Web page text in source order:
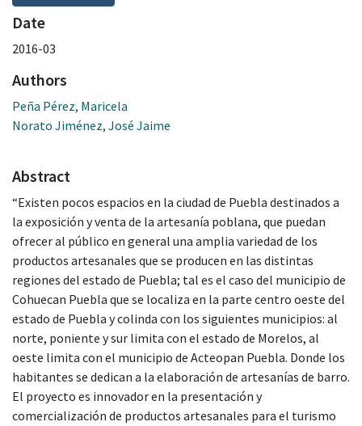
Date
2016-03
Authors
Peña Pérez, Maricela
Norato Jiménez, José Jaime
Abstract
“Existen pocos espacios en la ciudad de Puebla destinados a
la exposición y venta de la artesanía poblana, que puedan
ofrecer al público en general una amplia variedad de los
productos artesanales que se producen en las distintas
regiones del estado de Puebla; tal es el caso del municipio de
Cohuecan Puebla que se localiza en la parte centro oeste del
estado de Puebla y colinda con los siguientes municipios: al
norte, poniente y sur limita con el estado de Morelos, al
oeste limita con el municipio de Acteopan Puebla. Donde los
habitantes se dedican a la elaboración de artesanías de barro.
El proyecto es innovador en la presentación y
comercialización de productos artesanales para el turismo